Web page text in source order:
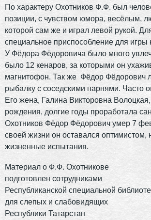
По характеру Охотников Ф.Ф. был
позиции, с чувством юмора, весёлым,
которой сам же и играл левой рукой.
специальное приспособление для игры
У Фёдора Фёдоровича было много
было 12 кенаров, за которыми он
магнитофон. Так же Фёдор Фёдорович
рыбалку с соседскими парнями. Часто
Его жена, Галина Викторовна
рождения, долгие годы проработала
Охотников Фёдор Фёдорович умер 7
своей жизни он оставался
жизненные испытания.
Материал о Ф.Ф. Охотникове
подготовлен сотрудниками
Республиканской специальной
для слепых и слабовидящих
Республики Татарстан